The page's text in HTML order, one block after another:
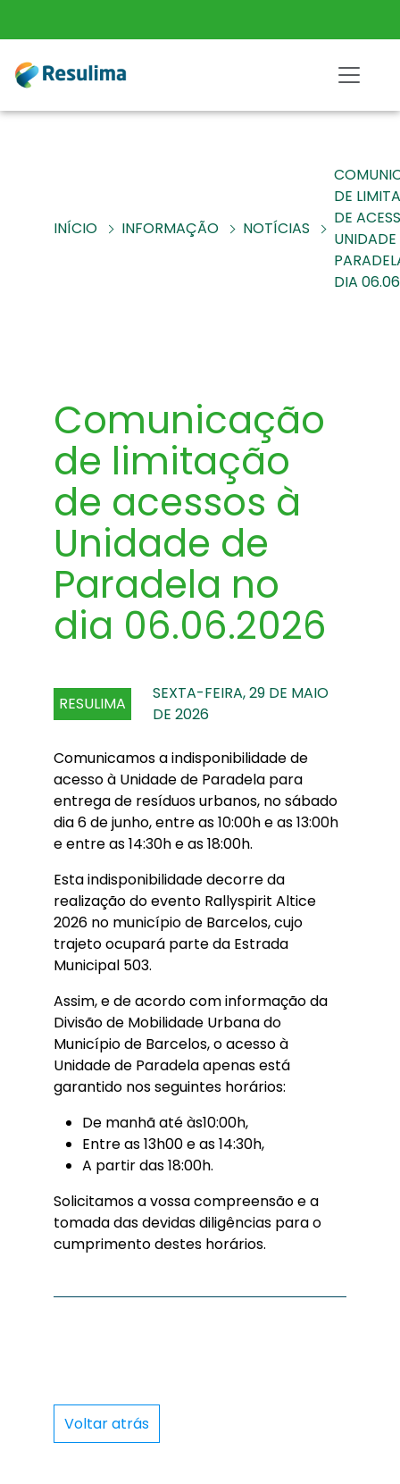
INÍCIO INFORMAÇÃO NOTÍCIAS
DE
DE
UNIDADE
DIA
Comunicação
de limitação
de acessos à
Unidade de
Paradela no
dia 06.06.2026
RESULIMA
SEXTA-FEIRA, 29 DE MAIO
DE 2026
Comunicamos a indisponibilidade de
acesso à Unidade de Paradela para
entrega de resíduos urbanos, no sábado
dia 6 de junho, entre as 10:00h e as 13:00h
e entre as 14:30h e as 18:00h.
Esta indisponibilidade decorre da
realização do evento Rallyspirit Altice
2026 no município de Barcelos, cujo
trajeto ocupará parte da Estrada
Municipal 503.
Assim, e de acordo com informação da
Divisão de Mobilidade Urbana do
Município de Barcelos, o acesso à
Unidade de Paradela apenas está
garantido nos seguintes horários:
De manhã até às10:00h,
Entre as 13h00 e as 14:30h,
A partir das 18:00h.
Solicitamos a vossa compreensão e a
tomada das devidas diligências para o
cumprimento destes horários.
Voltar atrás